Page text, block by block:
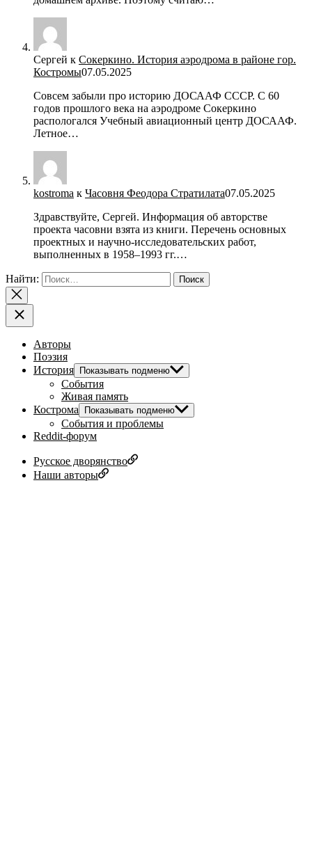
Сергей к Сокеркино. История аэродрома в районе гор.
Костромы07.05.2025
Совсем забыли про историю ДОСААФ СССР. С 60
годов прошлого века на аэродроме Сокеркино
распологался Учебный авиационный центр ДОСААФ.
Летное…
kostroma к Часовня Феодора Стратилата07.05.2025
Здравствуйте, Сергей. Информация об авторстве
проекта часовни взята из книги. Перечень основных
проектных и научно-исследовательских работ,
выполненных в 1958–1993 гг.…
Найти:
Авторы
Поэзия
История
Показывать подменю
События
Живая память
Кострома
Показывать подменю
События и проблемы
Reddit-форум
Русское дворянство
Наши авторы